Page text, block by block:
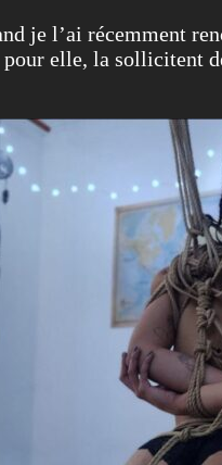
je l’ai récemment
elle, la